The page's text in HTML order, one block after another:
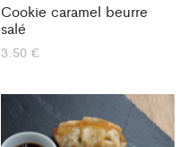
Cookie caramel beurre
salé
3.50 €